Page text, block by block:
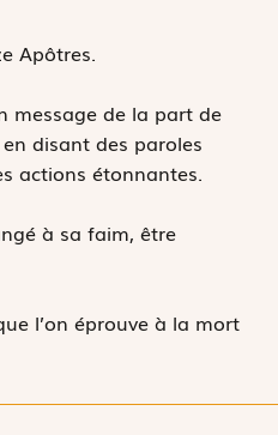
Apôtres.
message de la part de
disant des paroles
actions étonnantes.
à sa faim, être
l’on éprouve à la mort